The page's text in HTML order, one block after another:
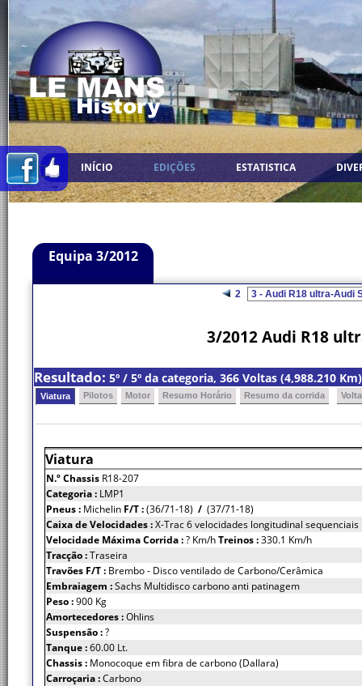
INÍCIO EDIÇÕES ESTATISTICA
Equipa 3/2012
2
3/2012 Audi R18
Resultado: 5º / 5º da categoria, 366 Voltas (4,988.210
Viatura Pilotos Motor Resumo Horário Resumo da corrida
Viatura
N.º Chassis R18-207
Categoria : LMP1
Pneus : Michelin F/T :(36/71-18) / (37/71-18)
Caixa de Velocidades :X-Trac 6 velocidades longitudinal sequenciais
Velocidade Máxima Corrida :? Km/hTreinos :330.1 Km/h
Tracção :Traseira
Travões F/T : Brembo - Disco ventilado de Carbono/Cerâmica
Embraiagem :Sachs Multidisco carbono anti patinagem
Peso :900 Kg
Amortecedores :Ohlins
Suspensão :?
Tanque :60.00 Lt.
Chassis : Monocoque em fibra de carbono (Dallara)
Carroçaria :Carbono